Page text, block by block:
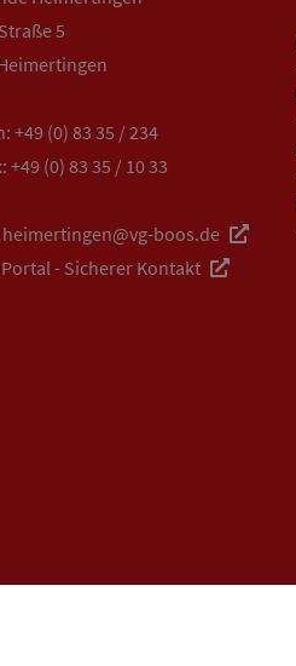
5
+49 (0) 83 35 / 234
+49 (0) 83 35 / 10 33
heimertingen@vg-boos.de
- Sicherer Kontakt